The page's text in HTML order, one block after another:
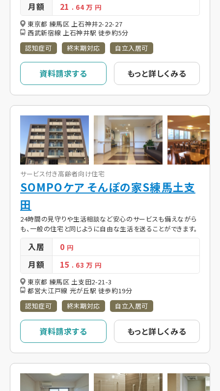
月額 21 . 64万 円
東京都 練馬区 上石神井2-22-27
西武新宿線 上石神井駅 徒歩約5分
認知症可
終末期対応 自立入居可
資料請求する もっと詳しくみる
サービス付き高齢者向け住宅
SOMPOケア そんぽの家S練馬土支
田
24時間の見守りや生活相談など安心のサービスも備えながら
も、一般の住宅と同じように自由な生活を送ることができます。
入居 0 円
月額 15 . 63万 円
東京都 練馬区 土支田2-21-3
都営大江戸線 光が丘駅 徒歩約19分
認知症可
終末期対応 自立入居可
資料請求する もっと詳しくみる